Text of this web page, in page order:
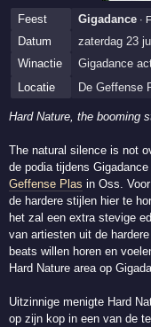
Feest Gigadance ·
Datum
zaterdag 23
Winactie
Gigadance
Locatie
De Geffense
Hard Nature, the booming
The natural silence is not
de podia tijdens
Geffense Plas in Oss.
de hardere stijlen hier te
het zal een extra stevige
van artiesten uit de
beats willen horen en
Hard Nature area op
Uitzinnige menigte Hard
op zijn kop in een van de